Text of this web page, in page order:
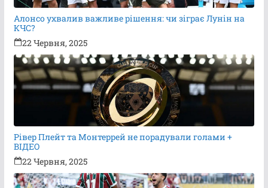
Алонсо ухвалив важливе рішення: чи зіграє Лунін на
КЧС?
22 Червня, 2025
Рівер Плейт та Монтеррей не порадували голами +
ВІДЕО
22 Червня, 2025